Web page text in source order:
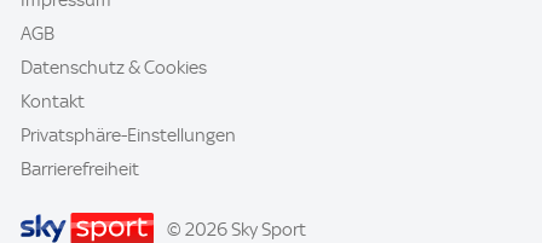
AGB
Datenschutz & Cookies
Kontakt
Privatsphäre-Einstellungen
Barrierefreiheit
© 2026 Sky Sport